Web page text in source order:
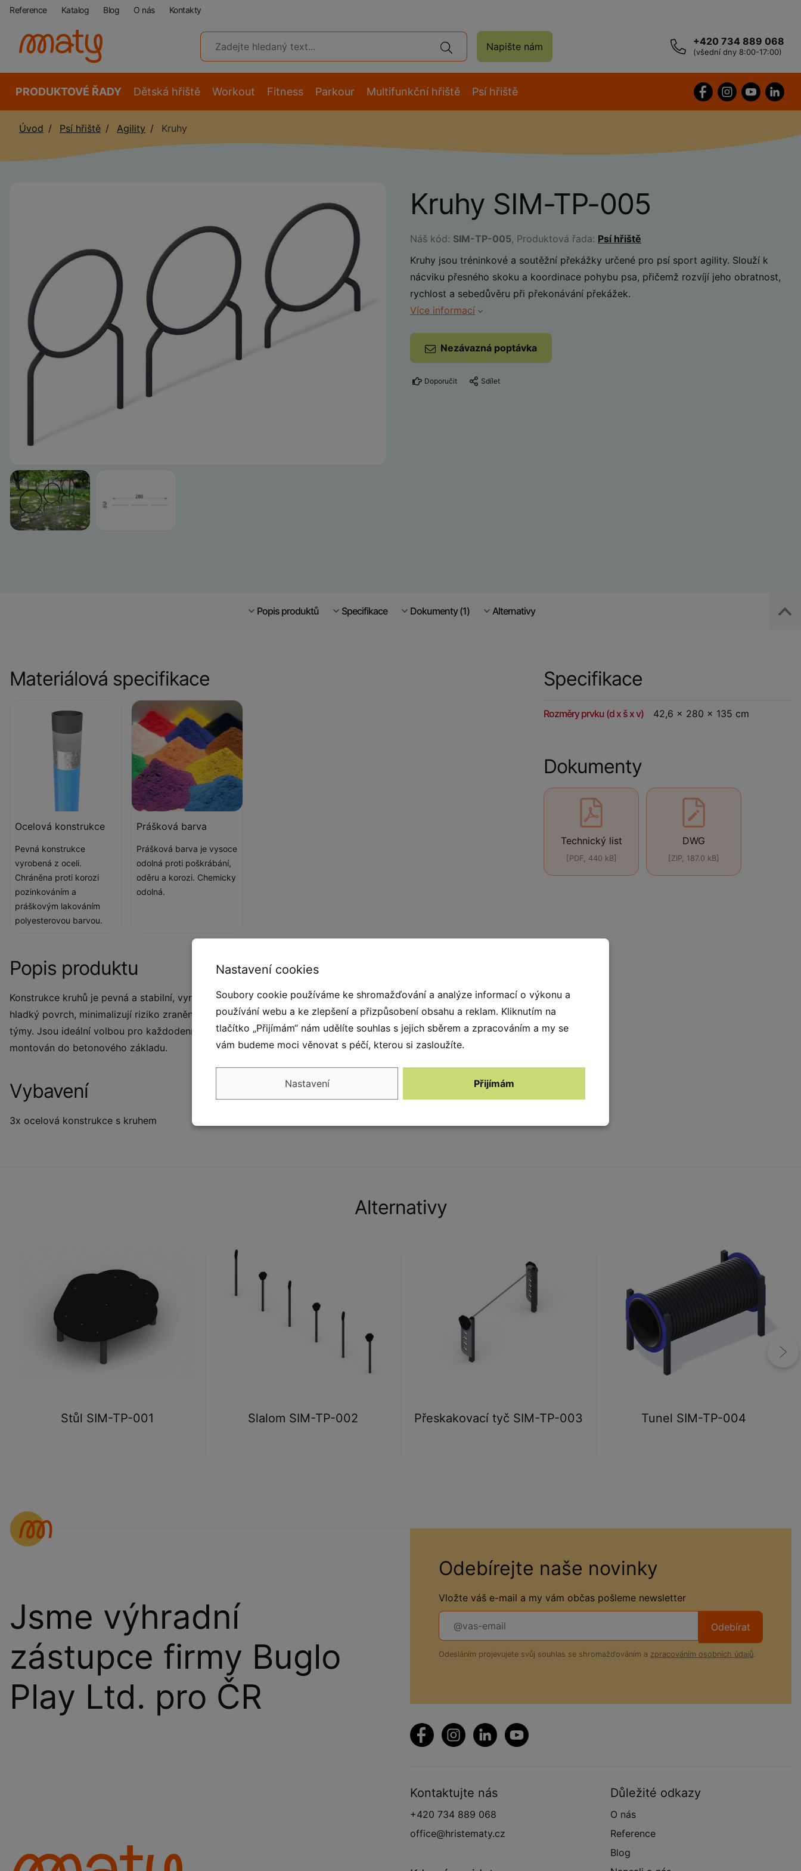
Reference Katalog Blog O nás Kontakty
Napište nám +420 734 889 068
(všední dny 8:00-17:00)
PRODUKTOVÉ ŘADY Dětská hřiště Workout Fitness Parkour Multifunkční hřiště Psí hřiště
Úvod Psí hřiště Agility Kruhy
Kruhy SIM-TP-005
Náš kód: SIM-TP-005, Produktová řada: Psí hřiště
Kruhy jsou tréninkové a soutěžní překážky určené pro psí sport agility. Slouží k
nácviku přesného skoku a koordinace pohybu psa, přičemž rozvíjí jeho obratnost,
rychlost a sebedůvěru při překonávání překážek.
Více informací
Nezávazná poptávka
Doporučit Sdílet
Popis produktů Specifikace Dokumenty (1) Alternativy
Specifikace
Rozměry prvku (d x š x v) 42,6 x 280 x 135 cm
Dokumenty
Technický list
[PDF, 440 kB]
DWG
[ZIP, 187.0 kB]
Materiálová specifikace
Ocelová konstrukce
Pevná konstrukce
vyrobená z oceli.
Chráněna proti korozi
pozinkováním a
práškovým lakováním
polyesterovou barvou.
Prášková barva
Prášková barva je vysoce
odolná proti poškrábání,
oděru a korozi. Chemicky
odolná.
Popis produktu
Konstrukce kruhů je pevná a stabilní, vyrobená z odolných materiálů. Kruhy jsou bezpečné pro psy – mají
hladký povrch, minimalizují riziko zranění při průskoku. Kruhy jsou vhodné pro začátečníky i pokročilé
týmy. Jsou ideální volbou pro každodenní trénink, systematickou přípravu i závodní použití. Prvek je
montován do betonového základu.
Vybavení
3x ocelová konstrukce s kruhem
Alternativy
Stůl SIM-TP-001 Slalom SIM-TP-002 Přeskakovací tyč SIM-TP-003 Tunel SIM-TP-004
Jsme výhradní
zástupce firmy Buglo
Play Ltd. pro ČR
Odebírejte naše novinky
Vložte váš e-mail a my vám občas pošleme newsletter
Odebírat
Odesláním projevujete svůj souhlas se shromažďováním a zpracováním osobních údajů.
Kontaktujte nás
+420 734 889 068
office@hristematy.cz
Důležité odkazy
O nás
Reference
Blog
Nastavení cookies
Soubory cookie používáme ke shromažďování a analýze informací o výkonu a
používání webu a ke zlepšení a přizpůsobení obsahu a reklam. Kliknutím na
tlačítko „Přijímám“ nám udělíte souhlas s jejich sběrem a zpracováním a my se
vám budeme moci věnovat s péčí, kterou si zasloužíte.
Nastavení Přijímám